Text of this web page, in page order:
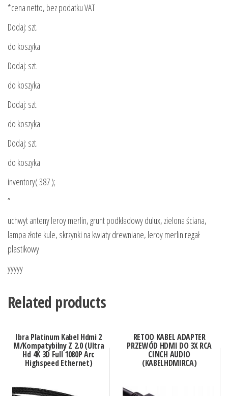
*cena netto, bez podatku VAT
Dodaj: szt.
do koszyka
Dodaj: szt.
do koszyka
Dodaj: szt.
do koszyka
Dodaj: szt.
do koszyka
inventory( 387 );
”
uchwyt anteny leroy merlin, grunt podkładowy dulux, zielona ściana,
lampa złote kule, skrzynki na kwiaty drewniane, leroy merlin regał
plastikowy
yyyyy
Related products
Ibra Platinum Kabel Hdmi 2
M/Kompatybilny Z 2.0 (Ultra
Hd 4K 3D Full 1080P Arc
Highspeed Ethernet)
RETOO KABEL ADAPTER
PRZEWÓD HDMI DO 3X RCA
CINCH AUDIO
(KABELHDMIRCA)